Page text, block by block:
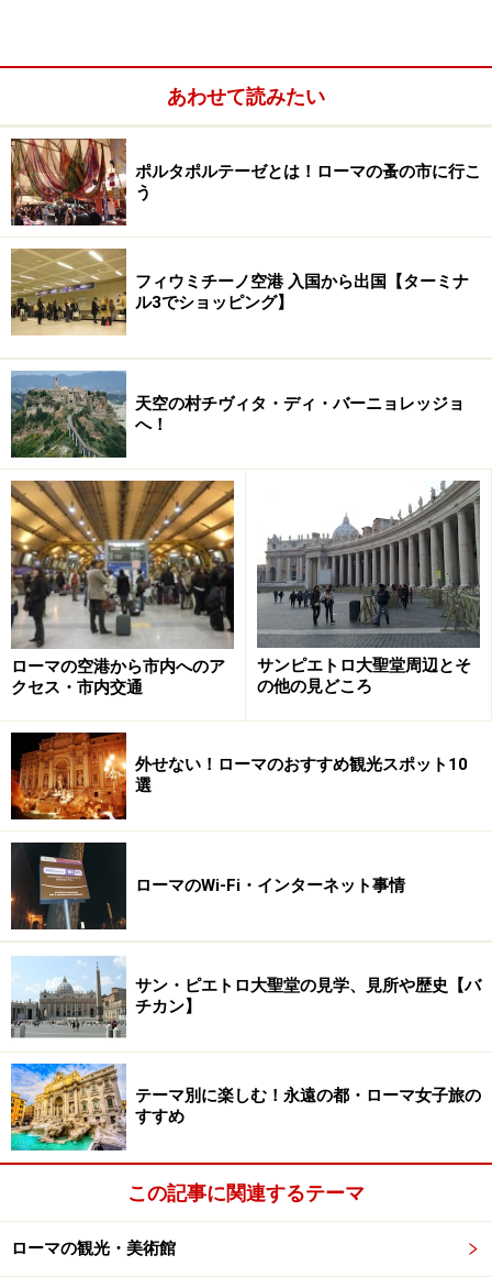
ローマからアルテーナまでは、地下鉄Anagnina駅からバ
スが出ています。または
Rainbow Magic Landで有名なValmontone（ローマからは
電車で行けます）からもバスがありますので、買い物や
テーマパークと組み合わせてもいいかもしれませんね。
町を散策しながらプレセーペめぐり
家の玄関先に飾られたプレセーペ。洗濯物干しが生活感を感
じさせます
教会の中でもプレセーペの展示。テレビを使ったリサイク
ル・プレセーペです
12月が近づくと、アルテーナ市役所から「旧市街の通り
沿いに家や店を持つ住民はすべてプレセーペを展示して
個人宅の玄関先、倉庫、道端の空き地、教会と、いたる
ところにプレセーペが飾られます。通りに沿って、
「Presepe→」という表示があちこちに掲げられてお
り、矢印に従って行くと、たまに個人宅の倉庫や地下室
に行きつくのですが、この時期はそういったスペースも
アルテーナを訪問した人のために開放してあるのです。
片っ端から制覇して、お気に入りを見つけてみましょ
う。
旧市街で車両通行止めのエリアがヨーロッ
パ一広い町
あわせて読みたい
ポルタポルテーゼとは！ローマの蚤の市に行こ
う
フィウミチーノ空港 入国から出国【ターミナ
ル3でショッピング】
天空の村チヴィタ・ディ・バーニョレッジョ
へ！
ローマの空港から市内へのア
クセス・市内交通
サンピエトロ大聖堂周辺とそ
の他の見どころ
外せない！ローマのおすすめ観光スポット10
選
ローマのWi-Fi・インターネット事情
サン・ピエトロ大聖堂の見学、見所や歴史【バ
チカン】
テーマ別に楽しむ！永遠の都・ローマ女子旅の
すすめ
この記事に関連するテーマ
ローマの観光・美術館